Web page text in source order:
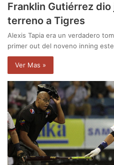
Franklin Gutiérrez
terreno a Tigres
Alexis Tapia era un verdadero
primer out del noveno inning
Ver Mas »